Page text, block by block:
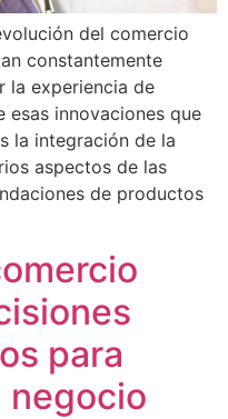
del comercio
constantemente
la experiencia de
esas innovaciones que
la integración de la
aspectos de las
de productos
para
negocio